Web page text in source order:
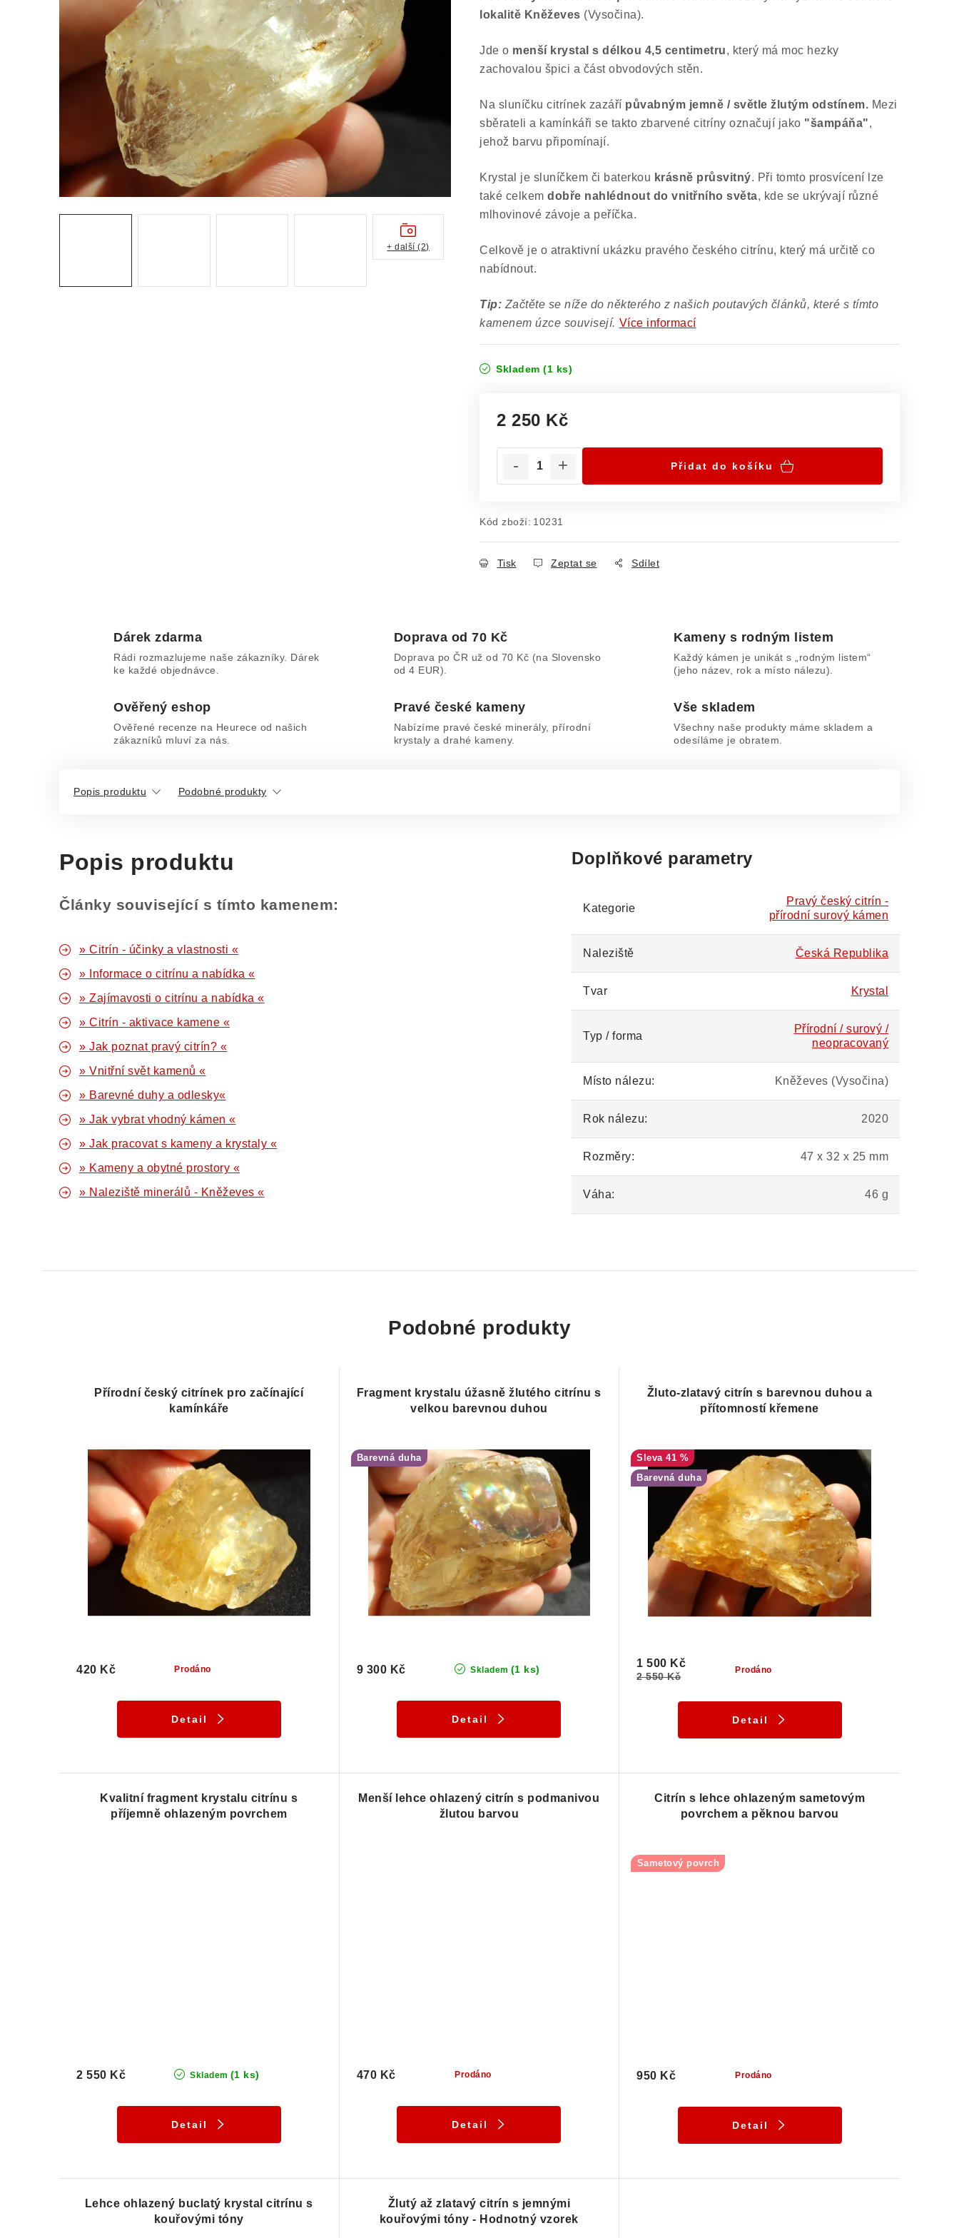
lokalitě Kněževes (Vysočina).
Jde o menší krystal s délkou 4,5 centimetru, který má moc hezky
zachovalou špici a část obvodových stěn.
Na sluníčku citrínek zazáří půvabným jemně / světle žlutým odstínem. Mezi
sběrateli a kamínkáři se takto zbarvené citríny označují jako "šampáňa",
jehož barvu připomínají.
Krystal je sluníčkem či baterkou krásně průsvitný. Při tomto prosvícení lze
také celkem dobře nahlédnout do vnitřního světa, kde se ukrývají různé
mlhovinové závoje a peříčka.
Celkově je o atraktivní ukázku pravého českého citrínu, který má určitě co
nabídnout.
Tip: Začtěte se níže do některého z našich poutavých článků, které s tímto
kamenem úzce souvisejí. Více informací
Skladem (1 ks)
2 250 Kč
Přidat do košíku
Kód zboží: 10231
Tisk Zeptat se Sdílet
+ další (2)
Dárek zdarma
Rádi rozmazlujeme naše zákazníky. Dárek
ke každé objednávce.
Doprava od 70 Kč
Doprava po ČR už od 70 Kč (na Slovensko
od 4 EUR).
Kameny s rodným listem
Každý kámen je unikát s „rodným listem“
(jeho název, rok a místo nálezu).
Ověřený eshop
Ověřené recenze na Heurece od našich
zákazníků mluví za nás.
Pravé české kameny
Nabízíme pravé české minerály, přírodní
krystaly a drahé kameny.
Vše skladem
Všechny naše produkty máme skladem a
odesíláme je obratem.
Popis produktu Podobné produkty
Popis produktu
Články související s tímto kamenem:
» Citrín - účinky a vlastnosti «
» Informace o citrínu a nabídka «
» Zajímavosti o citrínu a nabídka «
» Citrín - aktivace kamene «
» Jak poznat pravý citrín? «
» Vnitřní svět kamenů «
» Barevné duhy a odlesky«
» Jak vybrat vhodný kámen «
» Jak pracovat s kameny a krystaly «
» Kameny a obytné prostory «
» Naleziště minerálů - Kněževes «
Doplňkové parametry
Kategorie
Pravý český citrín -
přírodní surový kámen
Naleziště Česká Republika
Tvar Krystal
Typ / forma
Přírodní / surový /
neopracovaný
Místo nálezu: Kněževes (Vysočina)
Rok nálezu: 2020
Rozměry: 47 x 32 x 25 mm
Váha: 46 g
Podobné produkty
Přírodní český citrínek pro začínající
kamínkáře
Prodáno
420 Kč
Detail
Fragment krystalu úžasně žlutého citrínu s
velkou barevnou duhou
Barevná duha
Skladem (1 ks)
9 300 Kč
Detail
Žluto-zlatavý citrín s barevnou duhou a
přítomností křemene
41 %
Barevná duha
Prodáno
1 500 Kč
2 550 Kč
Detail
Kvalitní fragment krystalu citrínu s
příjemně ohlazeným povrchem
Skladem (1 ks)
2 550 Kč
Detail
Menší lehce ohlazený citrín s podmanivou
žlutou barvou
Prodáno
470 Kč
Detail
Citrín s lehce ohlazeným sametovým
povrchem a pěknou barvou
Sametový povrch
Prodáno
950 Kč
Detail
Lehce ohlazený buclatý krystal citrínu s
kouřovými tóny
Žlutý až zlatavý citrín s jemnými
kouřovými tóny - Hodnotný vzorek